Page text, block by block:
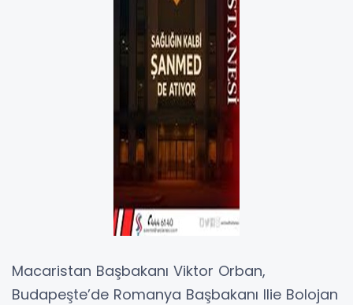
Macaristan Başbakanı Viktor Orban,
Budapeşte’de Romanya Başbakanı Ilie Bolojan